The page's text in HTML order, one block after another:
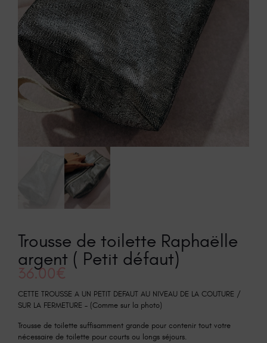
Trousse de toilette Raphaëlle
argent ( Petit défaut)
36.00€
CETTE TROUSSE A UN PETIT DEFAUT AU NIVEAU DE LA COUTURE /
SUR LA FERMETURE – (Comme sur la photo)
Trousse de toilette suffisamment grande pour contenir tout votre
nécessaire de toilette pour courts ou longs séjours.